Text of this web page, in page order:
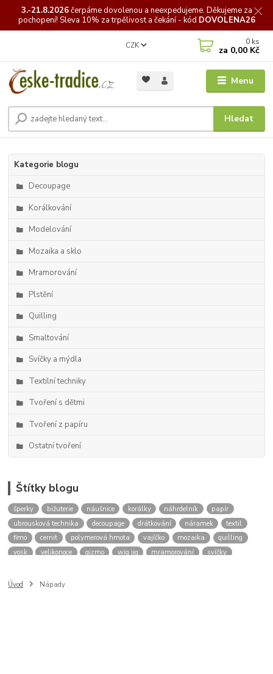
3.-21.8.2026čerpámedovolenou a neexpedujeme. Děkujeme za
pochopení! Sleva 10% za trpělivost a čekání - kód DOVOLENA26
Menu
CZK
Hledat
0 ks
za 0,00 Kč
Kategorie blogu
Decoupage
Korálkování
Modelování
Mozaika a sklo
Mramorování
Plstění
Quilling
Smaltování
Svíčky a mýdla
Textilní techniky
Tvoření s dětmi
Tvoření z papíru
Ostatní tvoření
Štítky blogu
šperky bižuterie náušnice korálky náhrdelník
papír
ubrousková technika
decoupage drátkování náramek
textil
fimo
cernit polymerová hmota vajíčko mozaika
quilling
vosk
velikonoce gizmo wig jig mramorování
svíčky
plstění
filcování
Úvod Nápady